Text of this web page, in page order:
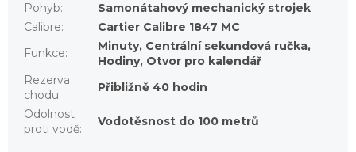
Pohyb:
Samonátahový mechanický strojek
Calibre:
Cartier Calibre 1847 MC
Funkce:
Minuty, Centrální sekundová ručka,
Hodiny, Otvor pro kalendář
Rezerva
chodu:
Přibližně 40 hodin
Odolnost
proti vodě:
Vodotěsnost do 100 metrů